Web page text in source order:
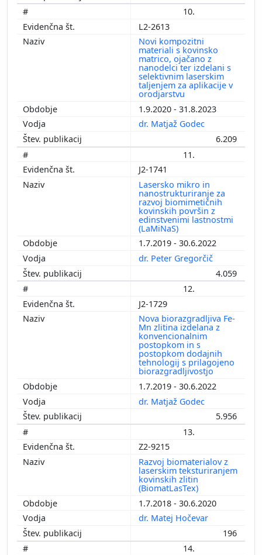
10.
L2-2613
Novi kompozitni
materiali s kovinsko
matrico, ojačano z
nanodelci ter izdelani s
selektivnim laserskim
taljenjem za aplikacije v
orodjarstvu
1.9.2020 - 31.8.2023
dr. Matjaž Godec
6.209
11.
J2-1741
Lasersko mikro in
nanostrukturiranje za
razvoj biomimetičnih
kovinskih površin z
edinstvenimi lastnostmi
(LaMiNaS)
1.7.2019 - 30.6.2022
dr. Peter Gregorčič
4.059
12.
J2-1729
Nova biorazgradljiva Fe-
Mn zlitina izdelana z
konvencionalnim
postopkom in s
postopkom dodajnih
tehnologij s prilagojeno
biorazgradljivostjo
1.7.2019 - 30.6.2022
dr. Matjaž Godec
5.956
13.
Z2-9215
Razvoj biomaterialov z
laserskim teksturiranjem
kovinskih zlitin
(BiomatLasTex)
1.7.2018 - 30.6.2020
dr. Matej Hočevar
196
14.